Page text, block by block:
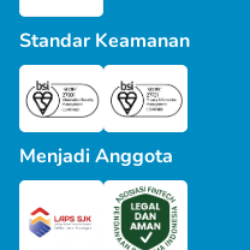
Standar Keamanan
Menjadi Anggota